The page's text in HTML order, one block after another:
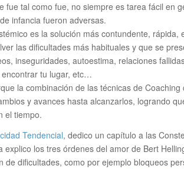
fue tal como fue, no siempre es tarea fácil en
infancia fueron adversas.
es la solución más contundente,
las dificultades más habituales y que se
inseguridades, autoestima, relaciones
tu lugar, etc…
la combinación de las técnicas de
y avances hasta alcanzarlos, logrando
el tiempo.
Tendencial, dedico un capítulo a las
explico los tres órdenes del amor de Bert
de dificultades, como por ejemplo bloqueos